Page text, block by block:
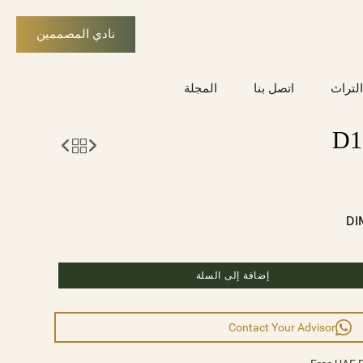
نادي المصممين
التراث اتصل بنا المجلة
إضافة إلى السلة
Contact Your Advisor